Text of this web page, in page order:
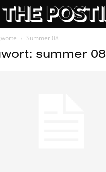
Summer 08
summer 08